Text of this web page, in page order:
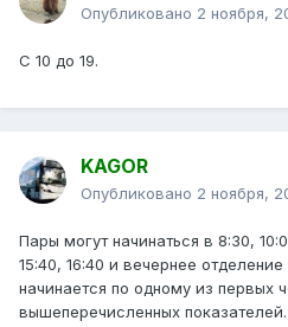
Опубликовано 2 ноября,
С 10 до 19.
KAGOR
Опубликовано 2 ноября,
Пары могут начинаться в 8:30,
15:40, 16:40 и вечернее
начинается по одному из первых
вышеперечисленных показателей.